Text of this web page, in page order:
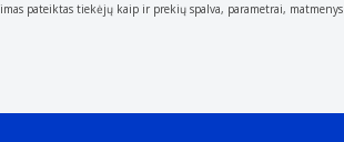
pateiktas tiekėjų kaip ir prekių spalva, parametrai,